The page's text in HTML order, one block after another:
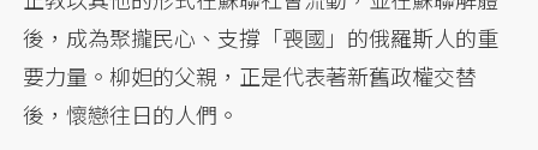
後，成為聚攏民心、支撐「喪國」的俄羅斯人的重
要力量。柳妲的父親，正是代表著新舊政權交替
後，懷戀往日的人們。